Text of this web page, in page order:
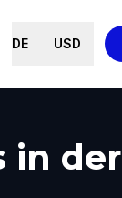
DE USD
in der